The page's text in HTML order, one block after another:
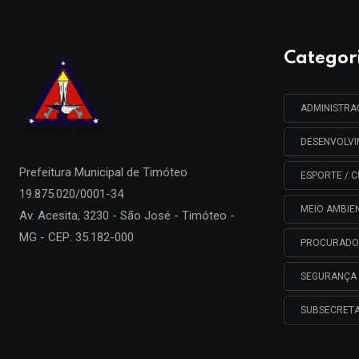
Prefeitura Municipal de Timóteo
19.875.020/0001-34
Av. Acesita, 3230 - São José - Timóteo -
MG - CEP: 35.182-000
ESPORTE /
MEIO